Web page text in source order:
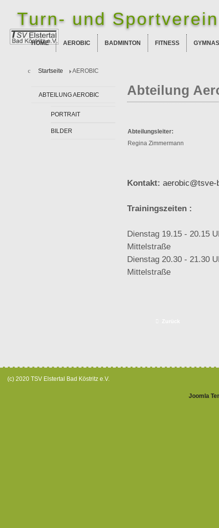
HOME AEROBIC BADMINTON FITNESS
Turn- und
Startseite AEROBIC
ABTEILUNG AEROBIC
PORTRAIT
BILDER
Abteilung
Abteilungsleiter:
Regina Zimmermann
Kontakt:
Trainingszeiten :
Dienstag 19.15 - 20.15
Mittelstraße
Dienstag 20.30 - 21.30
Mittelstraße
(c) 2020 TSV Elstertal Bad Köstritz e.V.
Joomla